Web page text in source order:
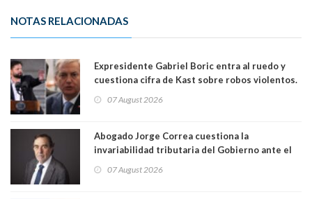
NOTAS RELACIONADAS
Expresidente Gabriel Boric entra al ruedo y
cuestiona cifra de Kast sobre robos violentos.
07 August 2026
Abogado Jorge Correa cuestiona la
invariabilidad tributaria del Gobierno ante el
democracia” y "defendemos la alternancia en el
07 August 2026